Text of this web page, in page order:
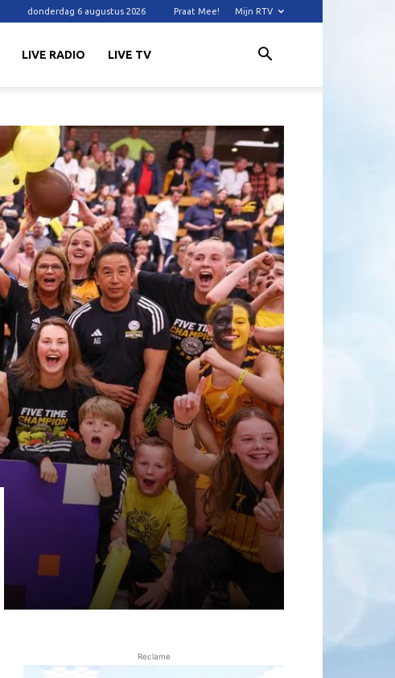
donderdag 6 augustus 2026 Praat Mee! Mijn RTV
LIVE RADIO LIVE TV
Reclame